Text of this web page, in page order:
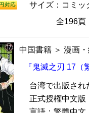
サイズ：コミッ
全196
中国書籍 ＞ 漫画
『鬼滅之刃 17
台湾で出版され
正式授権中文版